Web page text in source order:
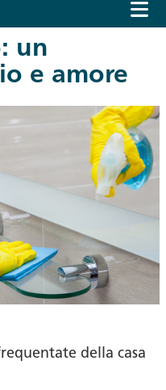
menu
un
e amore
della casa